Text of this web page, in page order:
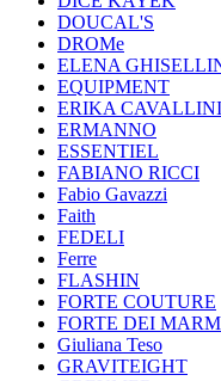
DOUCAL'S
DROMe
ELENA
EQUIPMENT
ERIKA CAVALLINI
ERMANNO
ESSENTIEL
FABIANO RICCI
Fabio Gavazzi
Faith
FEDELI
Ferre
FLASHIN
FORTE COUTURE
FORTE DEI
Giuliana Teso
GRAVITEIGHT